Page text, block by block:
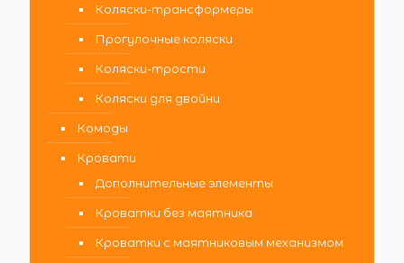
Коляски-трансформеры
Прогулочные коляски
Коляски-трости
Коляски для двойни
Комоды
Кровати
Дополнительные элементы
Кроватки без маятника
Кроватки с маятниковым механизмом